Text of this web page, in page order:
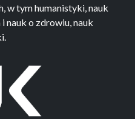
w tym humanistyki, nauk
nauk o zdrowiu, nauk